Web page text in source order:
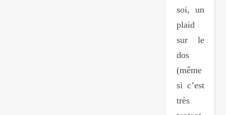
soi, un
plaid
sur le
dos
(même
si c’est
très